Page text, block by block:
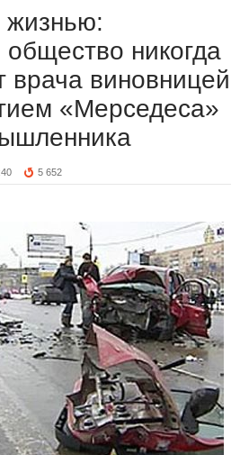
жизнью:
общество никогда
врача виновницей
«Мерседеса»
5 652